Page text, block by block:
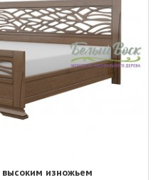
высоким изножьем